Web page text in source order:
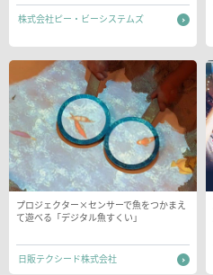
株式会社ピー・ビーシステムズ
プロジェクター×センサーで魚をつかまえ
て遊べる「デジタル魚すくい」
日販テクシード株式会社